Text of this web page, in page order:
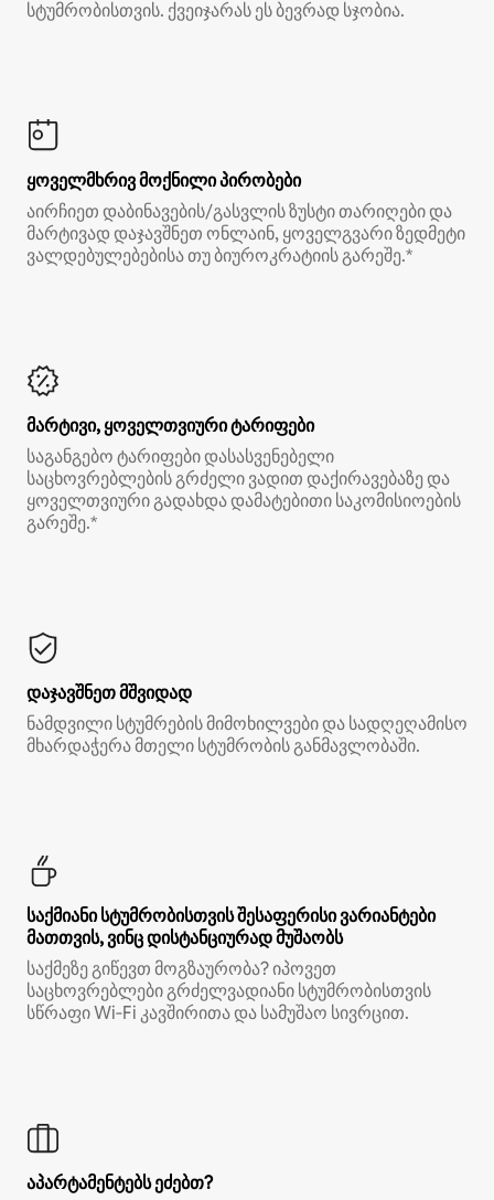
სტუმრობისთვის. ქვეიჯარას ეს ბევრად სჯობია.
ყოველმხრივ მოქნილი პირობები
აირჩიეთ დაბინავების/გასვლის ზუსტი თარიღები და
მარტივად დაჯავშნეთ ონლაინ, ყოველგვარი ზედმეტი
ვალდებულებებისა თუ ბიუროკრატიის გარეშე.*
მარტივი, ყოველთვიური ტარიფები
საგანგებო ტარიფები დასასვენებელი
საცხოვრებლების გრძელი ვადით დაქირავებაზე და
ყოველთვიური გადახდა დამატებითი საკომისიოების
გარეშე.*
დაჯავშნეთ მშვიდად
ნამდვილი სტუმრების მიმოხილვები და სადღეღამისო
მხარდაჭერა მთელი სტუმრობის განმავლობაში.
საქმიანი სტუმრობისთვის შესაფერისი ვარიანტები
მათთვის, ვინც დისტანციურად მუშაობს
საქმეზე გიწევთ მოგზაურობა? იპოვეთ
საცხოვრებლები გრძელვადიანი სტუმრობისთვის
სწრაფი Wi‑Fi კავშირითა და სამუშაო სივრცით.
აპარტამენტებს ეძებთ?